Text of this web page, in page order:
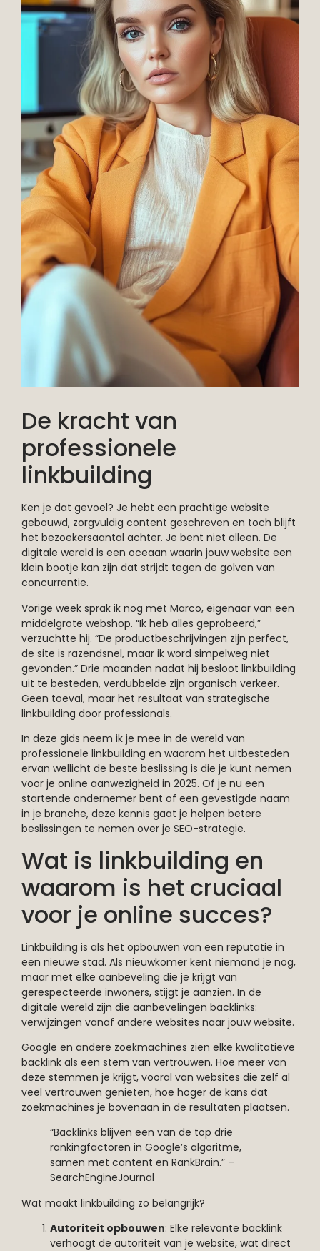
De kracht van
professionele
linkbuilding
Ken je dat gevoel? Je hebt een prachtige website
gebouwd, zorgvuldig content geschreven en toch blijft
het bezoekersaantal achter. Je bent niet alleen. De
digitale wereld is een oceaan waarin jouw website een
klein bootje kan zijn dat strijdt tegen de golven van
concurrentie.
Vorige week sprak ik nog met Marco, eigenaar van een
middelgrote webshop. “Ik heb alles geprobeerd,”
verzuchtte hij. “De productbeschrijvingen zijn perfect,
de site is razendsnel, maar ik word simpelweg niet
gevonden.” Drie maanden nadat hij besloot linkbuilding
uit te besteden, verdubbelde zijn organisch verkeer.
Geen toeval, maar het resultaat van strategische
linkbuilding door professionals.
In deze gids neem ik je mee in de wereld van
professionele linkbuilding en waarom het uitbesteden
ervan wellicht de beste beslissing is die je kunt nemen
voor je online aanwezigheid in 2025. Of je nu een
startende ondernemer bent of een gevestigde naam
in je branche, deze kennis gaat je helpen betere
beslissingen te nemen over je SEO-strategie.
Wat is linkbuilding en
waarom is het cruciaal
voor je online succes?
Linkbuilding is als het opbouwen van een reputatie in
een nieuwe stad. Als nieuwkomer kent niemand je nog,
maar met elke aanbeveling die je krijgt van
gerespecteerde inwoners, stijgt je aanzien. In de
digitale wereld zijn die aanbevelingen backlinks:
verwijzingen vanaf andere websites naar jouw website.
Google en andere zoekmachines zien elke kwalitatieve
backlink als een stem van vertrouwen. Hoe meer van
deze stemmen je krijgt, vooral van websites die zelf al
veel vertrouwen genieten, hoe hoger de kans dat
zoekmachines je bovenaan in de resultaten plaatsen.
“Backlinks blijven een van de top drie
rankingfactoren in Google’s algoritme,
samen met content en RankBrain.” –
SearchEngineJournal
Wat maakt linkbuilding zo belangrijk?
Autoriteit opbouwen: Elke relevante backlink
verhoogt de autoriteit van je website, wat direct